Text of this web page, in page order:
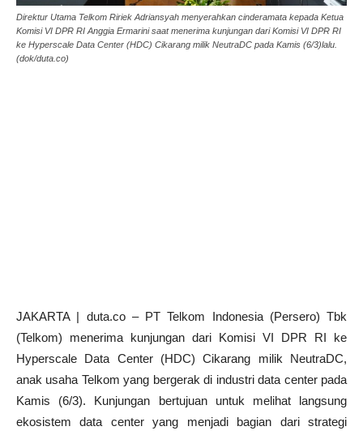
Direktur Utama Telkom Ririek Adriansyah menyerahkan cinderamata kepada Ketua
Komisi VI DPR RI Anggia Ermarini saat menerima kunjungan dari Komisi VI DPR RI
ke Hyperscale Data Center (HDC) Cikarang milik NeutraDC pada Kamis (6/3)lalu.
(dok/duta.co)
JAKARTA | duta.co – PT Telkom Indonesia (Persero) Tbk
(Telkom) menerima kunjungan dari Komisi VI DPR RI ke
Hyperscale Data Center (HDC) Cikarang milik NeutraDC,
anak usaha Telkom yang bergerak di industri data center pada
Kamis (6/3). Kunjungan bertujuan untuk melihat langsung
ekosistem data center yang menjadi bagian dari strategi